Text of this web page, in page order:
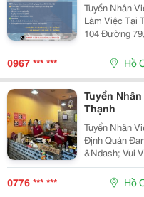
Tuyển Nhân Viên Tiệm
Làm Việc Tại Tiệm Giặt
104 Đường 79,
Đường 17, Linh
Theo Ca 8
0967 *** *** Hồ
Tuyển
Thạnh
Tuyển Nhân
Định Quán Đang Cần Thêm Đồng Đội Siêng Năng
&Ndash; Vui Vẻ
Phụ Bếp &Bull; Siêng Năng, Chăm Chỉ, Chịu Học Hỏi
0776 *** *** Hồ